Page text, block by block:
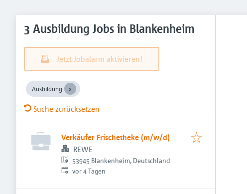
3 Ausbildung Jobs in Blankenheim
Jetzt Jobalarm aktivieren!
Ausbildung
Suche zurücksetzen
Verkäufer Frischetheke (m/w/d)
REWE
53945 Blankenheim, Deutschland
Veröffentlicht:
vor 4 Tagen